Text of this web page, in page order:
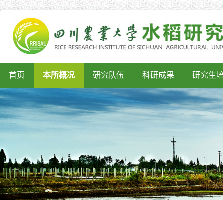
首页 本所概况 研究队伍 科研成果 研究生